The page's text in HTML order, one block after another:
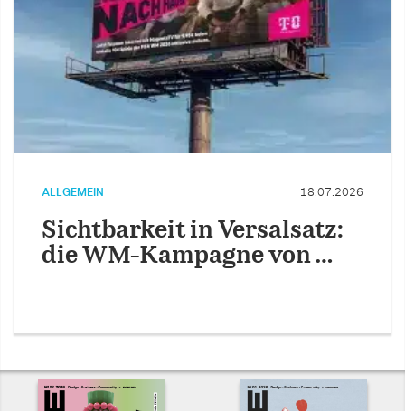
ALLGEMEIN 18.07.2026
Sichtbarkeit in Versalsatz:
die WM-Kampagne von …